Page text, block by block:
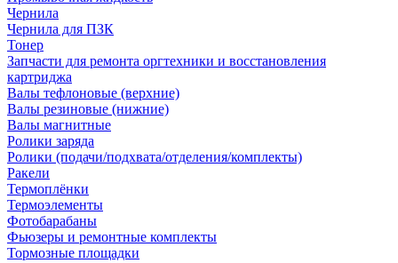
Чернила
Чернила для ПЗК
Тонер
Запчасти для ремонта оргтехники и восстановления
картриджа
Валы тефлоновые (верхние)
Валы резиновые (нижние)
Валы магнитные
Ролики заряда
Ролики (подачи/подхвата/отделения/комплекты)
Ракели
Термоплёнки
Термоэлементы
Фотобарабаны
Фьюзеры и ремонтные комплекты
Тормозные площадки